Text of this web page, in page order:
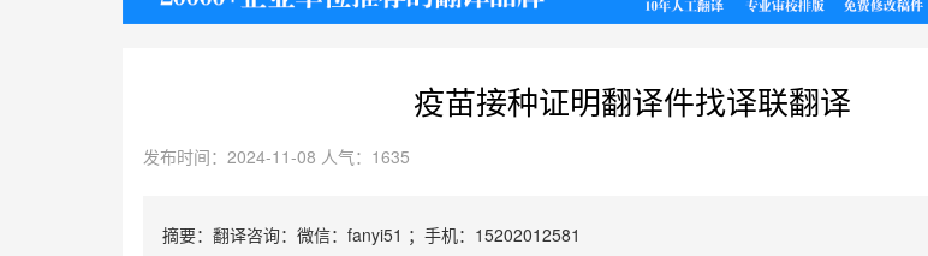
疫苗接种证明翻译件找译联翻译
发布时间：2024-11-08 人气：1635
摘要：翻译咨询：微信：fanyi51 ；手机：15202012581